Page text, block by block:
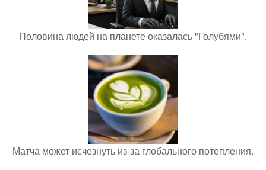
Половина людей на планете оказалась "Голубями".
Матча может исчезнуть из-за глобального потепления.